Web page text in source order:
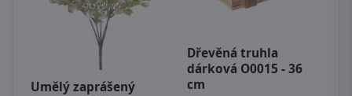
Umělý zaprášený
Dřevěná truhla
dárková O0015 - 36
cm